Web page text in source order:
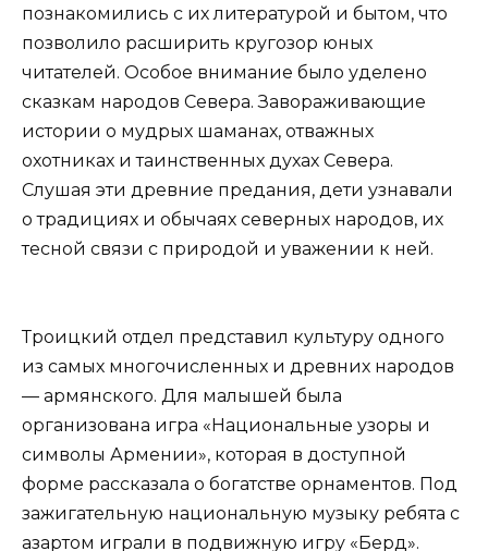
познакомились с их литературой и бытом, что
позволило расширить кругозор юных
читателей. Особое внимание было уделено
сказкам народов Севера. Завораживающие
истории о мудрых шаманах, отважных
охотниках и таинственных духах Севера.
Слушая эти древние предания, дети узнавали
о традициях и обычаях северных народов, их
тесной связи с природой и уважении к ней.
Троицкий отдел представил культуру одного
из самых многочисленных и древних народов
— армянского. Для малышей была
организована игра «Национальные узоры и
символы Армении», которая в доступной
форме рассказала о богатстве орнаментов. Под
зажигательную национальную музыку ребята с
азартом играли в подвижную игру «Берд».